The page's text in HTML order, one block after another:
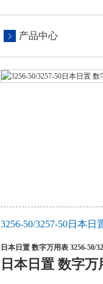
产品中心
3256-50/3257-50日本日
日本日置 数字万用表 3256-50/
日本日置 数字万